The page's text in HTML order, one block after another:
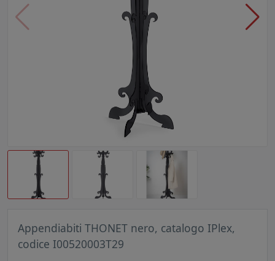
Appendiabiti THONET nero, catalogo IPlex,
codice I00520003T29